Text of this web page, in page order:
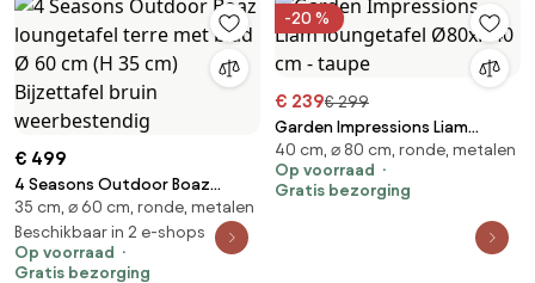
€ 499
4 Seasons Outdoor Boaz
loungetafel terre met blad Ø
60 cm (H 35 cm) Bijzettafel
bruin weerbestendig
35 cm, ⌀ 60 cm, ronde, metalen
Beschikbaar in 2 e-shops
Op voorraad
Gratis bezorging
-20 %
€ 239€ 299
Garden Impressions Liam
loungetafel Ø80xH40 cm -
taupe
40 cm, ⌀ 80 cm, ronde, metalen
Op voorraad
Gratis bezorging